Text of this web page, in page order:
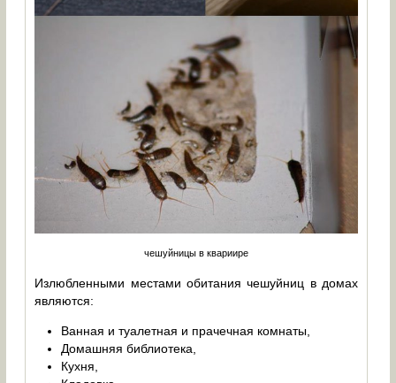
чешуйницы в квариире
Излюбленными местами обитания чешуйниц в домах
являются:
Ванная и туалетная и прачечная комнаты,
Домашняя библиотека,
Кухня,